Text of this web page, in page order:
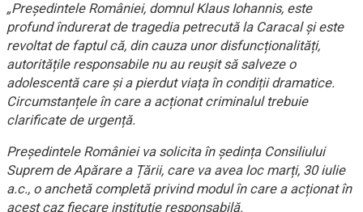
„Președintele României, domnul Klaus Iohannis, este
profund îndurerat de tragedia petrecută la Caracal și este
revoltat de faptul că, din cauza unor disfuncționalități,
autoritățile responsabile nu au reușit să salveze o
adolescentă care și a pierdut viața în condiții dramatice.
Circumstanțele în care a acționat criminalul trebuie
clarificate de urgență.
Președintele României va solicita în ședința Consiliului
Suprem de Apărare a Țării, care va avea loc marți, 30 iulie
a.c., o anchetă completă privind modul în care a acționat în
acest caz fiecare instituție responsabilă.